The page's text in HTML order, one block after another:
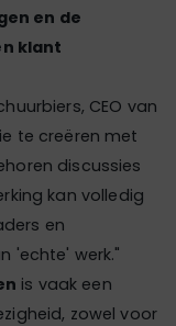
en de
klant
CEO van
te creëren met
discussies
kan volledig
en
'echte' werk."
is vaak een
zowel voor